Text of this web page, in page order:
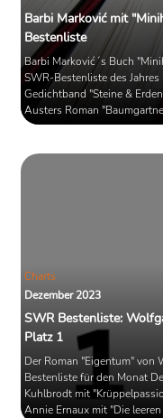
Barbi Marković mit
Bestenliste
Barbi Marković´s Buch
SWR-Bestenliste des
Gedichtband "Steine &
Austers Roman
hat es außerdem auf die
Charts
Dezember 2023
SWR Bestenliste:
Platz 1
Der Roman "Eigentum" von
Bestenliste für den Monat
Kuhlbrodt mit
Annie Ernaux mit "Die leeren